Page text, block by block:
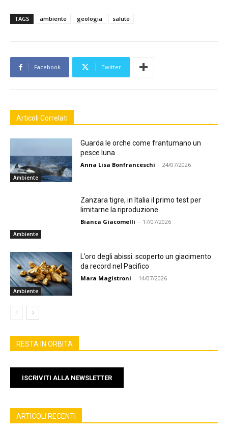
TAGS ambiente geologia salute
Facebook Twitter
Articoli Correlati
Ambiente
Guarda le orche come frantumano un
pesce luna
Anna Lisa Bonfranceschi - 24/07/2026
Ambiente
Zanzara tigre, in Italia il primo test per
limitarne la riproduzione
Bianca Giacomelli - 17/07/2026
Ambiente
L’oro degli abissi: scoperto un giacimento
da record nel Pacifico
Mara Magistroni - 14/07/2026
RESTA IN ORBITA
ISCRIVITI ALLA NEWSLETTER
ARTICOLI RECENTI